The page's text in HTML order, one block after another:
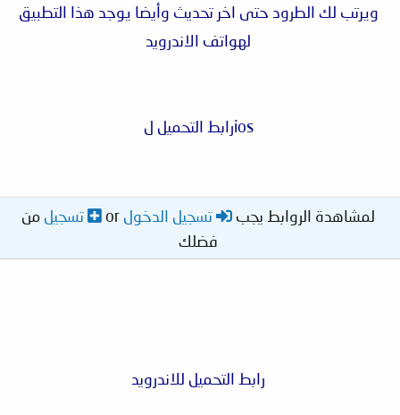
ويرتب لك الطرود حتى اخر تحديث وأيضا يوجد هذا التطبيق
لهواتف الاندرويد
iosرابط التحميل ل
لمشاهدة الروابط يجب تسجيل الدخول or تسجيل من
فضلك
رابط التحميل للاندرويد